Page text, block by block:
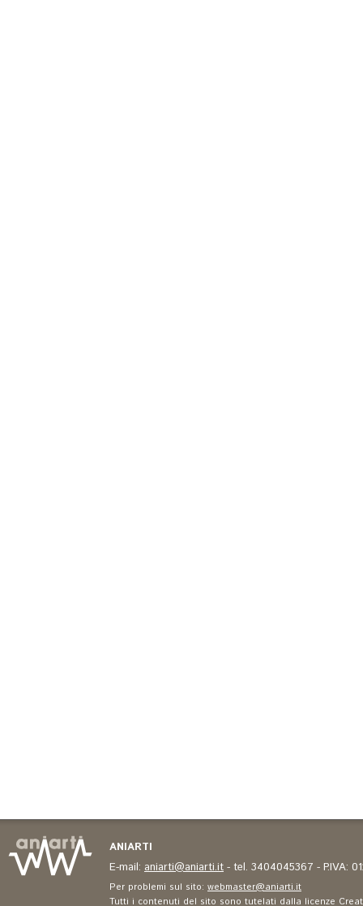
ANIARTI
E-mail: aniarti@aniarti.it - tel. 3404045367 - P.IVA:
Per problemi sul sito: webmaster@aniarti.it
Tutti i contenuti del sito sono tutelati dalla licenze